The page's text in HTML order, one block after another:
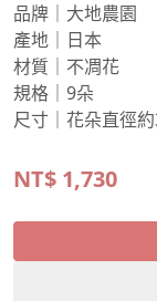
品牌｜大地農園
產地｜日本
材質｜不凋花
規格｜9朵
尺寸｜花朵直徑
NT$ 1,730